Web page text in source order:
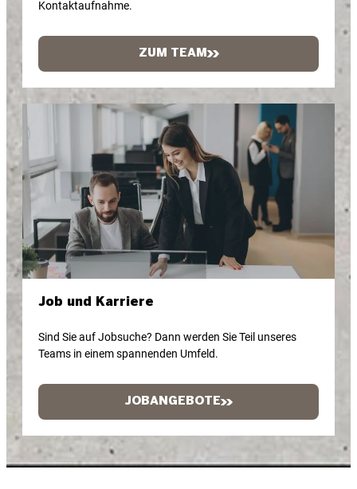
Kontaktaufnahme.
ZUM TEAM
Job und Karriere
Sind Sie auf Jobsuche? Dann werden Sie Teil unseres
Teams in einem spannenden Umfeld.
JOBANGEBOTE